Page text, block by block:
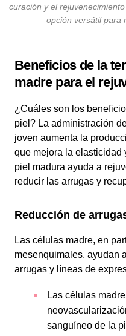
curación y el
opción versátil para
Beneficios de la
madre para el
¿Cuáles son los
piel? La administración
joven aumenta la
que mejora la elasticidad
piel madura ayuda a
reducir las arrugas y
Reducción de
Las células madre, en
mesenquimales, ayudan a
arrugas y líneas de
Las células
sanguíneo de la